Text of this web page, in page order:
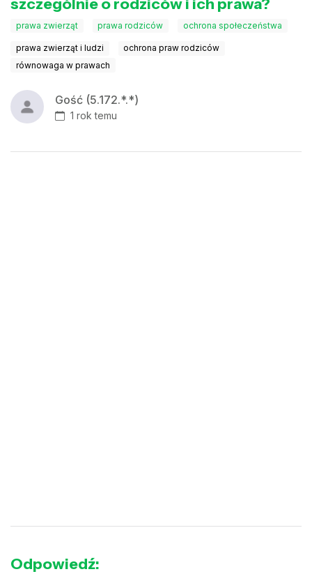
prawa zwierząt prawa rodziców ochrona społeczeństwa
prawa zwierząt i ludzi
ochrona praw rodziców
równowaga w prawach
Gość (5.172.*.*)
1 rok temu
Odpowiedź: